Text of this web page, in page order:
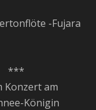
-Fujara
Konzert am
Königin